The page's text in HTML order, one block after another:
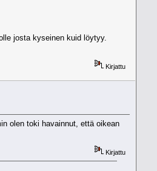
josta kyseinen kuid löytyy.
Kirjattu
olen toki havainnut, että oikean
Kirjattu